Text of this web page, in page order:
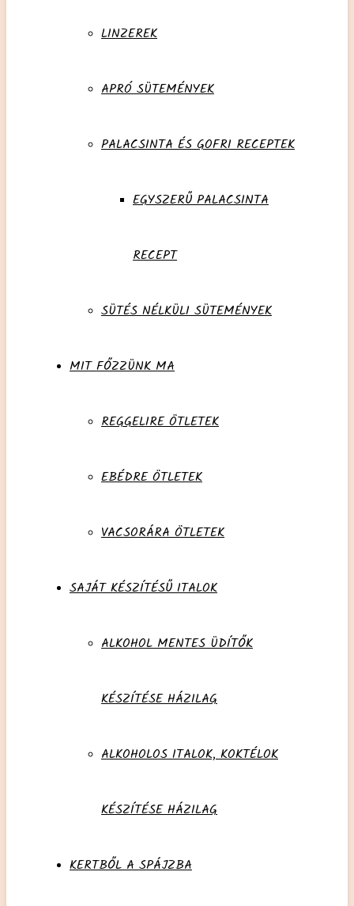
LINZEREK
APRÓ SÜTEMÉNYEK
PALACSINTA ÉS GOFRI RECEPTEK
EGYSZERŰ PALACSINTA
RECEPT
SÜTÉS NÉLKÜLI SÜTEMÉNYEK
MIT FŐZZÜNK MA
REGGELIRE ÖTLETEK
EBÉDRE ÖTLETEK
VACSORÁRA ÖTLETEK
SAJÁT KÉSZÍTÉSŰ ITALOK
ALKOHOL MENTES ÜDÍTŐK
KÉSZÍTÉSE HÁZILAG
ALKOHOLOS ITALOK, KOKTÉLOK
KÉSZÍTÉSE HÁZILAG
KERTBŐL A SPÁJZBA